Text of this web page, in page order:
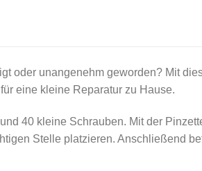
oder unangenehm geworden? Mit
eine kleine Reparatur zu Hause.
40 kleine Schrauben. Mit der
Stelle platzieren. Anschließend